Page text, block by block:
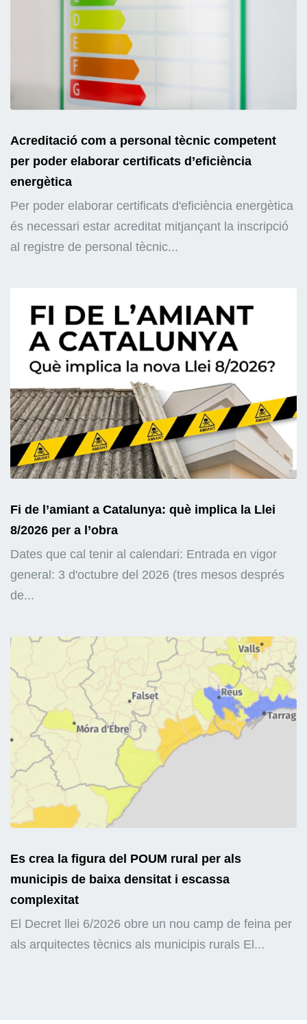
Acreditació com a personal tècnic competent
per poder elaborar certificats d’eficiència
energètica
Per poder elaborar certificats d'eficiència energètica
és necessari estar acreditat mitjançant la inscripció
al registre de personal tècnic...
Fi de l’amiant a Catalunya: què implica la Llei
8/2026 per a l’obra
Dates que cal tenir al calendari: Entrada en vigor
general: 3 d'octubre del 2026 (tres mesos després
de...
Es crea la figura del POUM rural per als
municipis de baixa densitat i escassa
complexitat
El Decret llei 6/2026 obre un nou camp de feina per
als arquitectes tècnics als municipis rurals El...